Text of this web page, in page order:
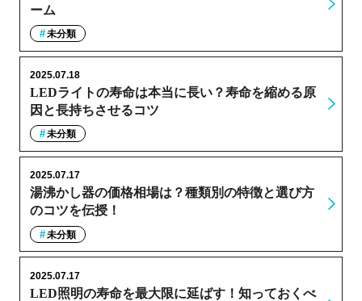
ーム
未分類
LEDライトの寿命は本当に長い？寿命を縮める原
因と長持ちさせるコツ
2025.07.18
未分類
湯沸かし器の価格相場は？種類別の特徴と選び方
のコツを伝授！
2025.07.17
未分類
LED照明の寿命を最大限に延ばす！知っておくべ
2025.07.17